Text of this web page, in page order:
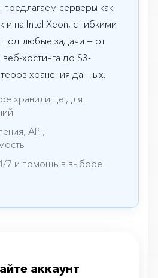
предлагаем серверы как
и на Intel Xeon, с гибкими
под любые задачи — от
хостинга до S3-
хранения данных.
хранилище для
API,
7 и помощь в выборе
аккаунт